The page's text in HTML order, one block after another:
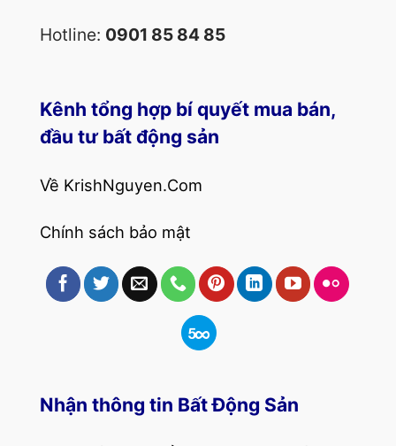
Hotline: 0901 85 84 85
Kênh tổng hợp bí quyết mua bán,
đầu tư bất động sản
Về KrishNguyen.Com
Chính sách bảo mật
Nhận thông tin Bất Động Sản